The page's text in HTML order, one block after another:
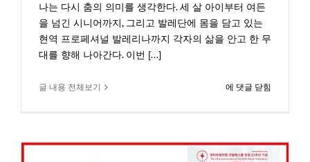
나는 다시 춤의 의미를 생각한다. 세 살 아이부터 여든
을 넘긴 시니어까지, 그리고 발레단에 몸을 담고 있는
현역 프로페셔널 발레리나까지 각자의 삶을 안고 한 무
대를 향해 나아간다. 이번 [...]
글 내용 전체보기
1173.
니
다.
에 댓글 닫힘